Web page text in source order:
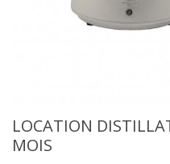
LOCATION
MOIS